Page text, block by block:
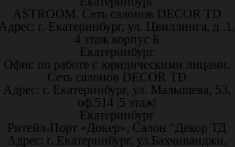
ASTROOM. Сеть салонов DECOR TD
г. Екатеринбург, ул. Цвиллинга, д .1,
4 этаж корпус Б
Екатеринбург
Офис по работе с юридическими лицами.
Сеть салонов DECOR TD
Адрес: г. Екатеринбург, ул. Малышева, 53,
оф.514 |5 этаж|
Екатеринбург
Ритейл-Порт «Докер», Салон "Декор ТД
Адрес: г. Екатеринбург, ул.Бахчиванджи,